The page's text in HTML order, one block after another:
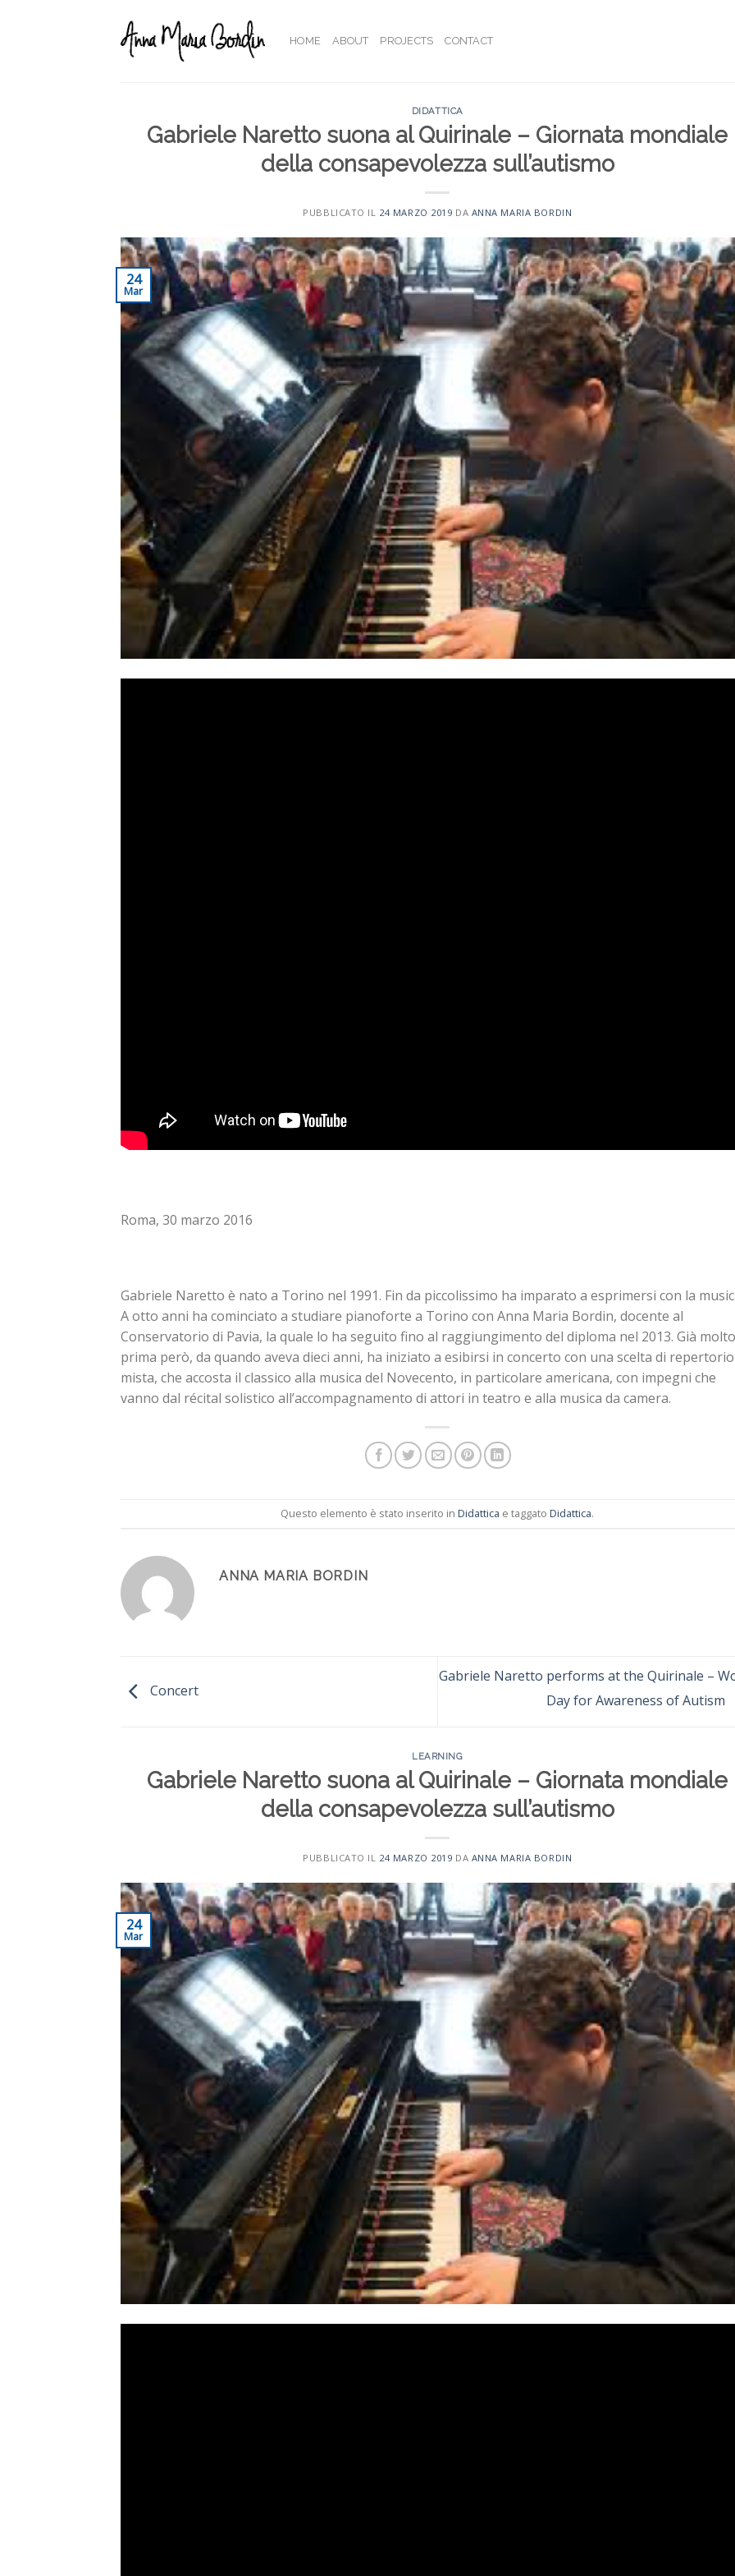
HOME ABOUT PROJECTS CONTACT
DIDATTICA
Gabriele Naretto suona al Quirinale – Giornata mondiale
della consapevolezza sull’autismo
PUBBLICATO IL 24 MARZO 2019 DA ANNA MARIA BORDIN
24
Mar
Roma, 30 marzo 2016
Gabriele Naretto è nato a Torino nel 1991. Fin da piccolissimo ha imparato a esprimersi con la
A otto anni ha cominciato a studiare pianoforte a Torino con Anna Maria Bordin, docente al
Conservatorio di Pavia, la quale lo ha seguito fino al raggiungimento del diploma nel 2013. Già molto
prima però, da quando aveva dieci anni, ha iniziato a esibirsi in concerto con una scelta di repertorio
mista, che accosta il classico alla musica del Novecento, in particolare americana, con impegni che
vanno dal récital solistico all’accompagnamento di attori in teatro e alla musica da camera.
Questo elemento è stato inserito inDidattica e taggatoDidattica.
ANNA MARIA BORDIN
Concert
Gabriele Naretto performs at the Quirinale –
Day for Awareness of Autism
LEARNING
Gabriele Naretto suona al Quirinale – Giornata mondiale
della consapevolezza sull’autismo
PUBBLICATO IL 24 MARZO 2019 DA ANNA MARIA BORDIN
24
Mar